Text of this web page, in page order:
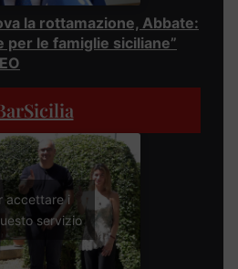
la rottamazione, Abbate:
per le famiglie siciliane”
accettare i
servizio